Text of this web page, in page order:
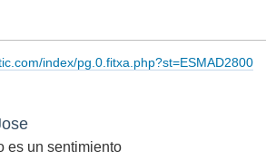
index/pg.0.fitxa.php?st=ESMAD2800
es un sentimiento